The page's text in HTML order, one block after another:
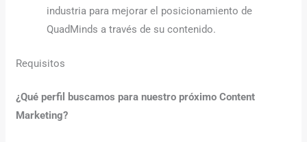
industria para mejorar el posicionamiento de
QuadMinds a través de su contenido.
Requisitos
¿Qué perfil buscamos para nuestro próximo Content
Marketing?